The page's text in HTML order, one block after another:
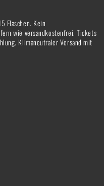
Flaschen. Kein
wie versandkostenfrei. Tickets
Klimaneutraler Versand mit